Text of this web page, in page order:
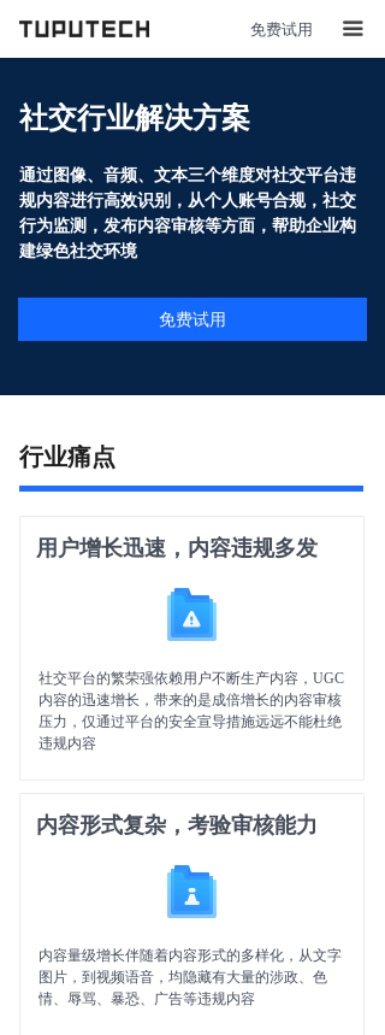
免费试用 끀
免费试用
社交行业解决方案
通过图像、音频、文本三个维度对社交平台违
规内容进行高效识别，从个人账号合规，社交
行为监测，发布内容审核等方面，帮助企业构
建绿色社交环境
社交平台的繁荣强依赖用户不断生产内容，UGC
内容的迅速增长，带来的是成倍增长的内容审核
压力，仅通过平台的安全宣导措施远远不能杜绝
违规内容
用户增长迅速，内容违规多发
行业痛点
内容量级增长伴随着内容形式的多样化，从文字
图片，到视频语音，均隐藏有大量的涉政、色
情、辱骂、暴恐、广告等违规内容
内容形式复杂，考验审核能力